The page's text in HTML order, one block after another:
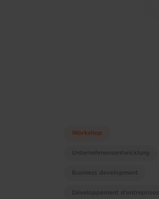
Workshop
Unternehmensentwicklung
Business development
Développement d'entreprises